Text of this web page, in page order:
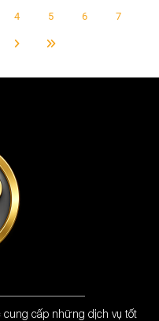
4 5 6 7
cấp những dịch vụ tốt